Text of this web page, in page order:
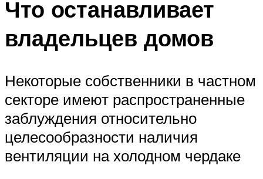
Что останавливает
владельцев домов
Некоторые собственники в частном
секторе имеют распространенные
заблуждения относительно
целесообразности наличия
вентиляции на холодном чердаке